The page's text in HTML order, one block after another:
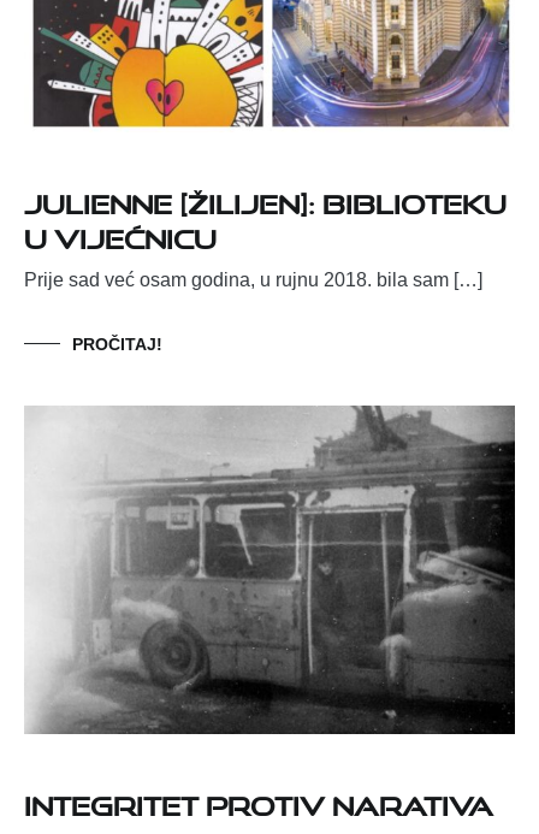
Julienne [Žilijen]: Biblioteku
u Vijećnicu
Prije sad već osam godina, u rujnu 2018. bila sam […]
PROČITAJ!
Integritet protiv narativa